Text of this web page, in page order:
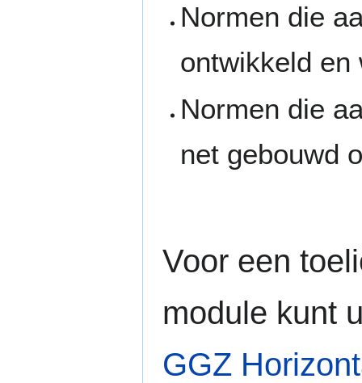
Normen die
ontwikkeld en
Normen die
net gebouwd
Voor een
module kunt
GGZ